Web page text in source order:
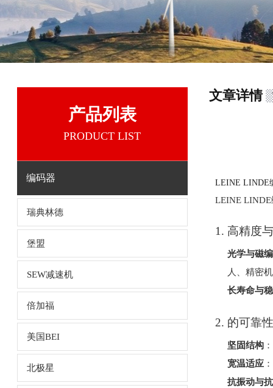
产品列表
PRODUCT LIST
编码器
瑞典林德
堡盟
SEW减速机
倍加福
美国BEI
北极星
文章详情
LEINE LINDE
LEINE
1. 高精度
光学与磁
人、精密
长寿命与
2. 的可靠
坚固结构
宽温适应
抗振动与